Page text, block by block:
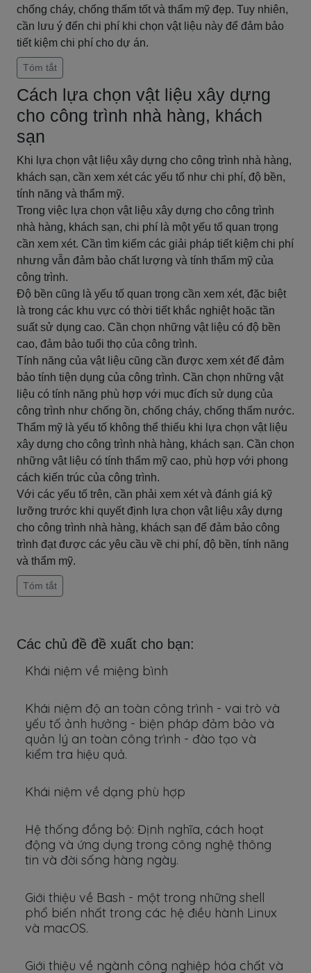
chống cháy, chống thấm tốt và thẩm mỹ đẹp. Tuy nhiên,
cần lưu ý đến chi phí khi chọn vật liệu này để đảm bảo
tiết kiệm chi phí cho dự án.
Tóm tắt
Cách lựa chọn vật liệu xây dựng
cho công trình nhà hàng, khách
sạn
Khi lựa chọn vật liệu xây dựng cho công trình nhà hàng,
khách sạn, cần xem xét các yếu tố như chi phí, độ bền,
tính năng và thẩm mỹ.
Trong việc lựa chọn vật liệu xây dựng cho công trình
nhà hàng, khách sạn, chi phí là một yếu tố quan trọng
cần xem xét. Cần tìm kiếm các giải pháp tiết kiệm chi phí
nhưng vẫn đảm bảo chất lượng và tính thẩm mỹ của
công trình.
Độ bền cũng là yếu tố quan trọng cần xem xét, đặc biệt
là trong các khu vực có thời tiết khắc nghiệt hoặc tần
suất sử dụng cao. Cần chọn những vật liệu có độ bền
cao, đảm bảo tuổi thọ của công trình.
Tính năng của vật liệu cũng cần được xem xét để đảm
bảo tính tiện dụng của công trình. Cần chọn những vật
liệu có tính năng phù hợp với mục đích sử dụng của
công trình như chống ồn, chống cháy, chống thấm nước.
Thẩm mỹ là yếu tố không thể thiếu khi lựa chọn vật liệu
xây dựng cho công trình nhà hàng, khách sạn. Cần chọn
những vật liệu có tính thẩm mỹ cao, phù hợp với phong
cách kiến trúc của công trình.
Với các yếu tố trên, cần phải xem xét và đánh giá kỹ
lưỡng trước khi quyết định lựa chọn vật liệu xây dựng
cho công trình nhà hàng, khách sạn để đảm bảo công
trình đạt được các yêu cầu về chi phí, độ bền, tính năng
và thẩm mỹ.
Tóm tắt
Các chủ đề đề xuất cho bạn:
Khái niệm về miệng bình
Khái niệm độ an toàn công trình - vai trò và
yếu tố ảnh hưởng - biện pháp đảm bảo và
quản lý an toàn công trình - đào tạo và
kiểm tra hiệu quả.
Khái niệm về dạng phù hợp
Hệ thống đồng bộ: Định nghĩa, cách hoạt
động và ứng dụng trong công nghệ thông
tin và đời sống hàng ngày.
Giới thiệu về Bash - một trong những shell
phổ biến nhất trong các hệ điều hành Linux
và macOS.
Giới thiệu về ngành công nghiệp hóa chất và